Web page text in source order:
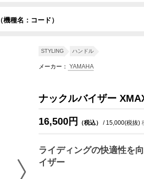
（機種名：コード）
STYLING ハンドル
メーカー： YAMAHA
ナックルバイザー
16,500円 （税込） / 15,000(税抜)
ライディングの快適性を
イザー